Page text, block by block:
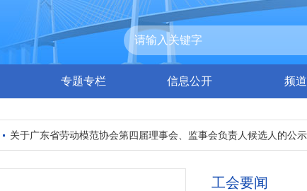
专题专栏 信息公开 频道
关于广东省劳动模范协会第四届理事会、监事会负责人候选人的公示
工会要闻